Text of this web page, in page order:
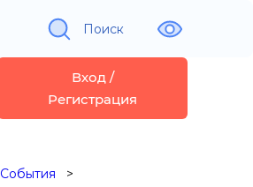
Поиск
Вход /
Регистрация
События